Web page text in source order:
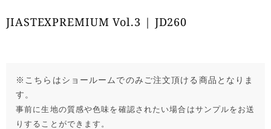
JIASTEXPREMIUM Vol.3 | JD260
※こちらはショールームでのみご注文頂ける商品となりま
す。
事前に生地の質感や色味を確認されたい場合はサンプルをお送
りすることができます。